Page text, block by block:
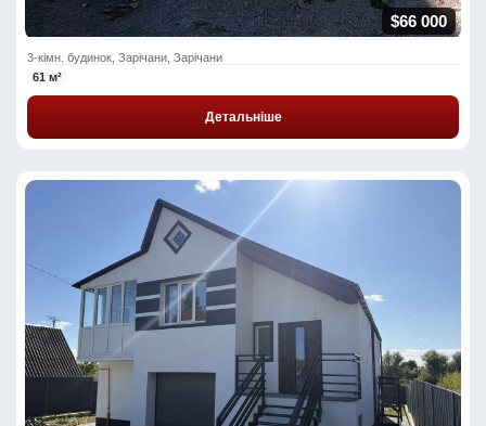
$66 000
3-кімн. будинок, Зарічани, Зарічани
61 м²
Детальніше